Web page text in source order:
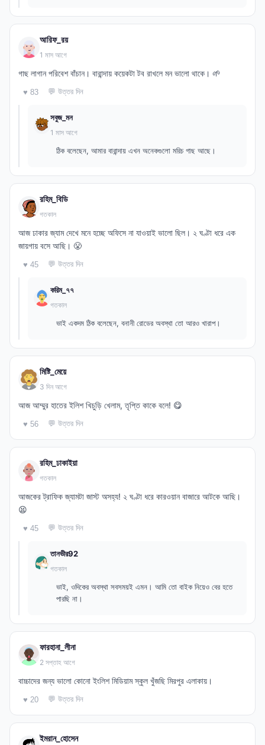
আরিফ_রয়
1 মাস আগে
গাছ লাগান পরিবেশ বাঁচান। বারান্দায় কয়েকটা টব রাখলে মন ভালো থাকে। 🌱
♥ 83 💬 উত্তর দিন
সবুজ_মন
1 মাস আগে
ঠিক বলেছেন, আমার বারান্দায় এখন অনেকগুলো মরিচ গাছ আছে।
রহিম_বিডি
গতকাল
আজ ঢাকার জ্যাম দেখে মনে হচ্ছে অফিসে না যাওয়াই ভালো ছিল। ২ ঘণ্টা ধরে এক
জায়গায় বসে আছি। 😤
♥ 45 💬 উত্তর দিন
করিম_৭৭
গতকাল
ভাই একদম ঠিক বলেছেন, বনানী রোডের অবস্থা তো আরও খারাপ।
মিষ্টি_মেয়ে
3 দিন আগে
আজ আম্মুর হাতের ইলিশ খিচুড়ি খেলাম, তৃপ্তি কাকে বলে! 😋
♥ 56 💬 উত্তর দিন
রহিম_ঢাকাইয়া
গতকাল
আজকের ট্রাফিক জ্যামটা জাস্ট অসহ্য! ২ ঘণ্টা ধরে কারওয়ান বাজারে আটকে আছি।
😫
♥ 45 💬 উত্তর দিন
তানভীর92
গতকাল
ভাই, ওদিকের অবস্থা সবসময়ই এমন। আমি তো বাইক নিয়েও বের হতে
পারছি না।
ফারহানা_লীনা
2 সপ্তাহ আগে
বাচ্চাদের জন্য ভালো কোনো ইংলিশ মিডিয়াম স্কুল খুঁজছি মিরপুর এলাকায়।
♥ 20 💬 উত্তর দিন
ইমরান_হোসেন